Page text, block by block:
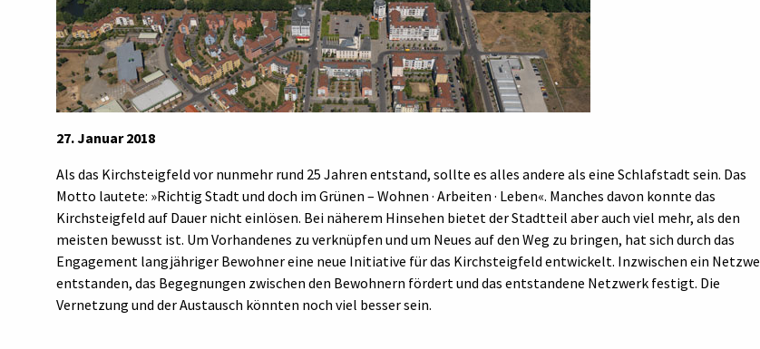
27. Januar 2018
Als das Kirchsteigfeld vor nunmehr rund 25 Jahren entstand, sollte es alles andere als eine Schlafstadt sein. Das
Motto lautete: »Richtig Stadt und doch im Grünen – Wohnen · Arbeiten · Leben«. Manches davon konnte das
Kirchsteigfeld auf Dauer nicht einlösen. Bei näherem Hinsehen bietet der Stadtteil aber auch viel mehr, als den
meisten bewusst ist. Um Vorhandenes zu verknüpfen und um Neues auf den Weg zu bringen, hat sich durch das
Engagement langjähriger Bewohner eine neue Initiative für das Kirchsteigfeld entwickelt. Inzwischen ein
entstanden, das Begegnungen zwischen den Bewohnern fördert und das entstandene Netzwerk festigt. Die
Vernetzung und der Austausch könnten noch viel besser sein.